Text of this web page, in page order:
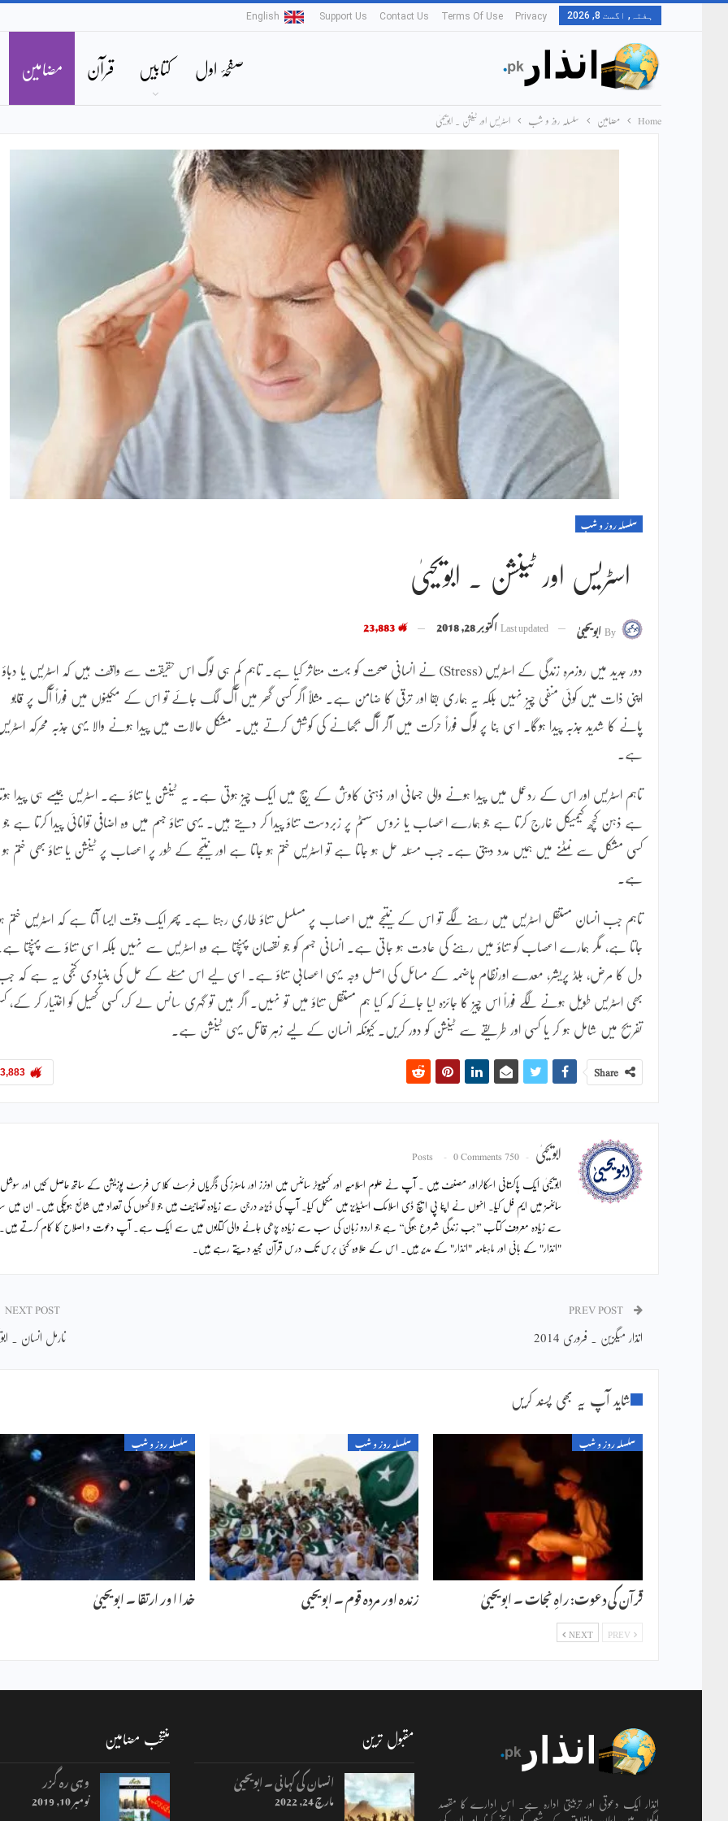
ہفتہ, اگست 8, 2026 Privacy
Terms Of Use
Contact Us
Support Us
English
صفحۂ اول کتابیں قرآن مضامین
Home مضامین سلسلہ روز و شب اسٹریس اور ٹینشن ۔ ابویحییٰ
سلسلہ روز و شب
اسٹریس اور ٹینشن ۔ ابویحییٰ
Byابویحییٰ Last updatedاکتوبر 28, 2018
دور جدید میں روزمرہ زندگی کے اسٹریس (Stress) نے انسانی صحت کو بہت متاثر کیا ہے۔ تاہم کم ہی لوگ اس حقیقت سے واقف ہیں کہ اسٹریس یا دباؤ
اپنی ذات میں کوئی منفی چیز نہیں بلکہ یہ ہماری بقا اور ترقی کا ضامن ہے۔ مثلاً اگر کسی گھر میں آگ لگ جائے تو اس کے مکینوں میں فوراً آگ پر قابو
پانے کا شدید جذبہ پیدا ہوگا۔ اسی بنا پر لوگ فوراً حرکت میں آکر آگ بجھانے کی کوشش کرتے ہیں۔ مشکل حالات میں پیدا ہونے والا یہی جذبہ محرکہ
ہے۔
تاہم اسٹریس اور اس کے ردعمل میں پیدا ہونے والی جسمانی اور ذہنی کاوش کے بیچ میں ایک چیز ہوتی ہے۔ یہ ٹینشن یا تناؤ ہے۔ اسٹریس جیسے ہی پیدا
ہے ذہن کچھ کیمیکل خارج کرتا ہے جو ہمارے اعصاب یا نروس سسٹم پر زبردست تناؤ پیدا کر دیتے ہیں۔ یہی تناؤ جسم میں وہ اضافی توانائی پیدا کرتا ہے جو
کسی مشکل سے نمٹنے میں ہمیں مدد دیتی ہے۔ جب مسئلہ حل ہو جاتا ہے تو اسٹریس ختم ہو جاتا ہے اور نتیجے کے طور پر اعصاب پر ٹینشن یا تناؤ بھی ختم ہو
ہے۔
تاہم جب انسان مستقل اسٹریس میں رہنے لگے تو اس کے نتیجے میں اعصاب پر مسلسل تناؤ طاری رہتا ہے۔ پھر ایک وقت ایسا آتا ہے کہ اسٹریس ختم
جاتا ہے، مگر ہمارے اعصاب کو تناؤ میں رہنے کی عادت ہو جاتی ہے۔ انسانی جسم کو جو نقصان پہنچتا ہے وہ اسٹریس سے نہیں بلکہ اسی تناؤ سے پہنچتا ہے۔
دل کا مرض، بلڈ پریشر، معدے اورنظام ہاضمہ کے مسائل کی اصل وجہ یہی اعصابی تناؤ ہے۔ اسی لیے اس مسئلے کے حل کی بنیادی کنجی یہ ہے کہ جب
بھی اسٹریس طویل ہونے لگے فوراً اس چیز کا جائزہ لیا جائے کہ کیا ہم مستقل تناؤ میں تو نہیں۔ اگر ہیں تو گہری سانس لے کر، کسی کھیل کو اختیار کر کے،
تفریح میں شامل ہو کر یا کسی اور طریقے سے ٹینشن کو دور کریں۔ کیونکہ انسان کے لیے زہر قاتل یہی ٹینشن ہے۔
Share
ابویحییٰ 750 Posts
0 Comments
ابویحییٰ ایک پاکستانی اسکالراور مصنف ہیں ۔ آپ نے علوم اسلامیہ اور کمپیوٹر سائنس میں اونرز اور ماسٹرز کی ڈگریاں فرسٹ کلاس فرسٹ پوزیشن کے ساتھ حاصل کیں اور سوشل
سائنسز میں ایم فل کیا۔ انہوں نے اپنا پی ایچ ڈی اسلامک اسٹیڈیز میں مکمل کیا۔ آپ کی ڈیڑھ درجن سے زیادہ تصانیف ہیں جو لاکھوں کی تعداد میں شائع ہوچکی ہیں۔ ان میں
سے زیادہ معروف کتاب ’’جب زندگی شروع ہوگی‘‘ ہے جو اردو زبان کی سب سے زیادہ پڑھی جانے والی کتابوں میں سے ایک ہے۔ آپ دعوت و اصلاح کا کام کرتے ہیں۔
"انذار" کے بانی اور ماہنامہ "انذار" کے مدیر ہیں۔ اس کے علاوہ کئی برس تک درس قرآن مجید دیتے رہے ہیں۔
انذار میگزین ۔ فروری 2014
NEXT POST
نارمل انسان ۔
شاید آپ یہ بھی پسند کریں
سلسلہ روز و شب
قرآن کی دعوت: راہِ نجات ۔ ابویحییٰ
سلسلہ روز و شب
زندہ اور مردہ قوم ۔ ابویحیی
سلسلہ روز و شب
خدا ا ور ارتقا ۔ ابویحییٰ
NEXT
انذار ایک دعوتی اور تربیتی ادارہ ہے۔ اس ادارے کا مقصد
مقبول ترین
انسان کی کہانی ۔ ابویحییٰ
مارچ 24, 2022
منتخب مضامین
وہی رہ گزر
نومبر 10, 2019